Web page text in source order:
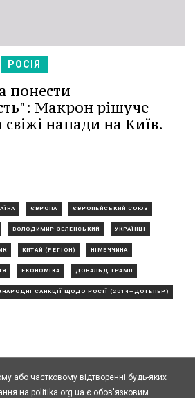
РОСІЯ
понести
Макрон рішуче
свіжі напади на Київ.
ЄВРОПА ЄВРОПЕЙСЬКИЙ СОЮЗ
ВОЛОДИМИР ЗЕЛЕНСЬКИЙ УКРАЇНЦІ
КИТАЙ (РЕГІОН) НІМЕЧЧИНА
ЕКОНОМІКА ДОНАЛЬД ТРАМП
САНКЦІЇ ЩОДО РОСІЇ (2014—ДОТЕПЕР)
або частковому відтворенні будь-яких
на politika.org.ua є обов'язковим.